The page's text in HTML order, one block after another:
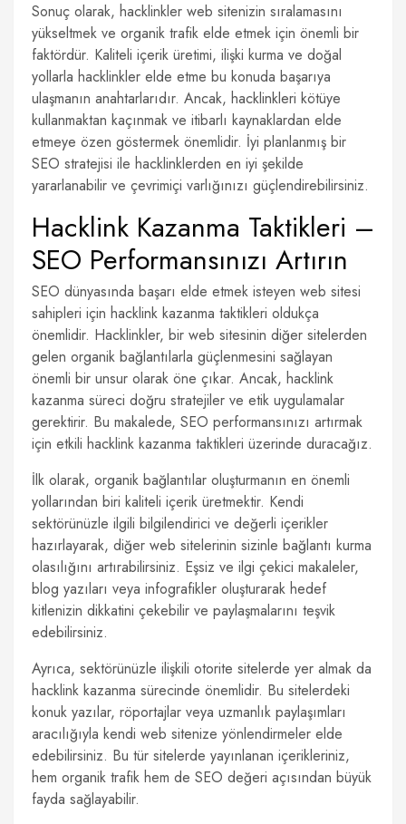
Sonuç olarak, hacklinkler web sitenizin sıralamasını
yükseltmek ve organik trafik elde etmek için önemli bir
faktördür. Kaliteli içerik üretimi, ilişki kurma ve doğal
yollarla hacklinkler elde etme bu konuda başarıya
ulaşmanın anahtarlarıdır. Ancak, hacklinkleri kötüye
kullanmaktan kaçınmak ve itibarlı kaynaklardan elde
etmeye özen göstermek önemlidir. İyi planlanmış bir
SEO stratejisi ile hacklinklerden en iyi şekilde
yararlanabilir ve çevrimiçi varlığınızı güçlendirebilirsiniz.
Hacklink Kazanma Taktikleri –
SEO Performansınızı Artırın
SEO dünyasında başarı elde etmek isteyen web sitesi
sahipleri için hacklink kazanma taktikleri oldukça
önemlidir. Hacklinkler, bir web sitesinin diğer sitelerden
gelen organik bağlantılarla güçlenmesini sağlayan
önemli bir unsur olarak öne çıkar. Ancak, hacklink
kazanma süreci doğru stratejiler ve etik uygulamalar
gerektirir. Bu makalede, SEO performansınızı artırmak
için etkili hacklink kazanma taktikleri üzerinde duracağız.
İlk olarak, organik bağlantılar oluşturmanın en önemli
yollarından biri kaliteli içerik üretmektir. Kendi
sektörünüzle ilgili bilgilendirici ve değerli içerikler
hazırlayarak, diğer web sitelerinin sizinle bağlantı kurma
olasılığını artırabilirsiniz. Eşsiz ve ilgi çekici makaleler,
blog yazıları veya infografikler oluşturarak hedef
kitlenizin dikkatini çekebilir ve paylaşmalarını teşvik
edebilirsiniz.
Ayrıca, sektörünüzle ilişkili otorite sitelerde yer almak da
hacklink kazanma sürecinde önemlidir. Bu sitelerdeki
konuk yazılar, röportajlar veya uzmanlık paylaşımları
aracılığıyla kendi web sitenize yönlendirmeler elde
edebilirsiniz. Bu tür sitelerde yayınlanan içerikleriniz,
hem organik trafik hem de SEO değeri açısından büyük
fayda sağlayabilir.